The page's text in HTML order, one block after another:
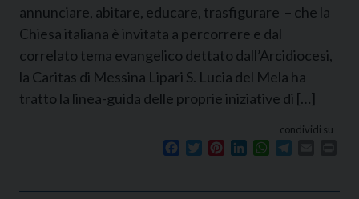
annunciare, abitare, educare, trasfigurare – che la
Chiesa italiana è invitata a percorrere e dal
correlato tema evangelico dettato dall’Arcidiocesi,
la Caritas di Messina Lipari S. Lucia del Mela ha
tratto la linea-guida delle proprie iniziative di […]
condividi su
Facebook
TwitterPinterestLinkedInWhatsApp